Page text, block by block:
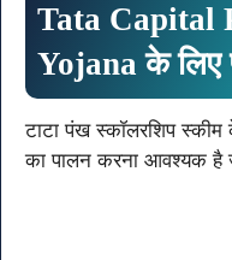
Tata Capital
Yojana के लिए
टाटा पंख स्कॉलरशिप
का पालन करना आवश्यक है